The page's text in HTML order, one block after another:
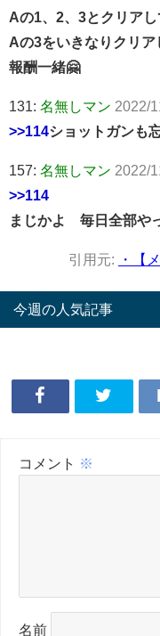
Aの1、2、3とクリアし
Aの3をいきなりクリア
報酬一緒🤗
131: 名無しマン 2022/
>>114ショットガンも
157: 名無しマン 2022/
>>114
まじかよ 毎日全部や
引用元: ・【
今週の人気記事
コメント ※
名前